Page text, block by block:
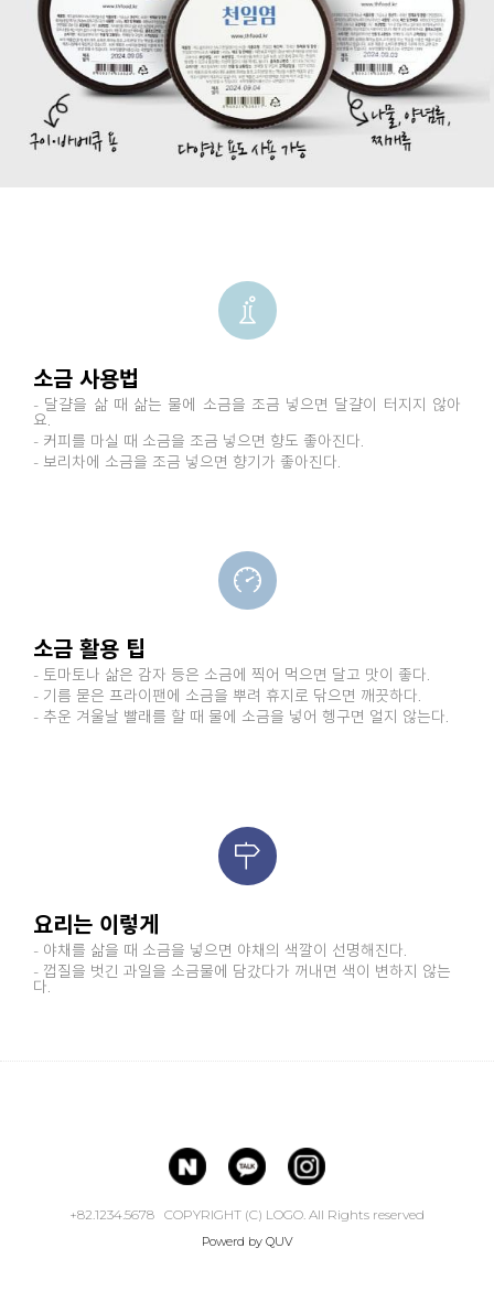
소금 사용법
- 달걀을 삶 때 삶는 물에 소금을 조금 넣으면 달걀이 터지지 않아
요.
- 커피를 마실 때 소금을 조금 넣으면 향도 좋아진다.
- 보리차에 소금을 조금 넣으면 향기가 좋아진다.
소금 활용 팁
- 토마토나 삶은 감자 등은 소금에 찍어 먹으면 달고 맛이 좋다.
- 기름 묻은 프라이팬에 소금을 뿌려 휴지로 닦으면 깨끗하다.
- 추운 겨울날 빨래를 할 때 물에 소금을 넣어 헹구면 얼지 않는다.
요리는 이렇게
- 야채를 삶을 때 소금을 넣으면 야채의 색깔이 선명해진다.
- 껍질을 벗긴 과일을 소금물에 담갔다가 꺼내면 색이 변하지 않는
다.
+82.1234.5678 COPYRIGHT (C) LOGO. All Rights reserved
Powerd by QUV